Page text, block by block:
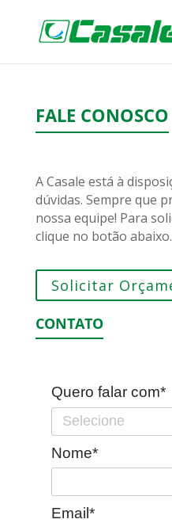
FALE CONOSCO
A Casale está à
dúvidas. Sempre que
nossa equipe! Para
clique no botão abaixo.
Solicitar
CONTATO
Quero falar com*
Nome*
Email*